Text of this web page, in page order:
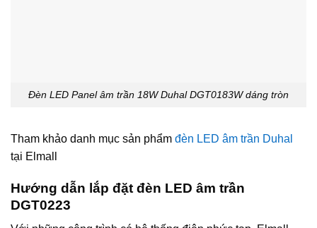
Đèn LED Panel âm trần 18W Duhal DGT0183W dáng tròn
Tham khảo danh mục sản phẩm đèn LED âm trần Duhal
tại Elmall
Hướng dẫn lắp đặt đèn LED âm trần
DGT0223